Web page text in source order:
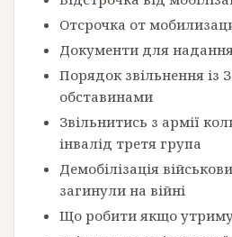
Отсрочка от
Документи для
Порядок звільнення із
обставинами
Звільнитись з армії
інвалід третя група
Демобілізація
загинули на війні
Що робити якщо